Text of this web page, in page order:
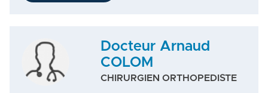
Docteur Arnaud
COLOM
CHIRURGIEN ORTHOPEDISTE